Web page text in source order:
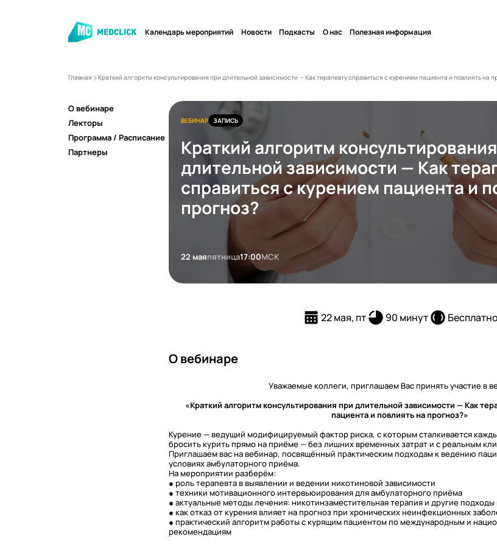
Календарь мероприятий Новости Подкасты О нас Полезная информация
Главная Краткий алгоритм консультирования при длительной зависимости — Как терапевту справиться с курением пациента и повлиять на
О вебинаре
Лекторы
Программа / Расписание
Партнеры
ВЕБИНАР ЗАПИСЬ
Краткий алгоритм
длительной зависимости — Как
справиться с курением пациента и
прогноз?
22 маяпятница17:00МСК
22 мая, пт 90 минут Бесплатно
О вебинаре
Уважаемые коллеги, приглашаем Вас принять участие в
«Краткий алгоритм консультирования при длительной зависимости — Как
пациента и повлиять на прогноз?»
Курение — ведущий модифицируемый фактор риска, с которым сталкивается
бросить курить прямо на приёме — без лишних временных затрат и с реальным
Приглашаем вас на вебинар, посвящённый практическим подходам к ведению
условиях амбулаторного приёма.
На мероприятии разберём:
● роль терапевта в выявлении и ведении никотиновой зависимости
● техники мотивационного интервьюирования для амбулаторного приёма
● актуальные методы лечения: никотинзаместительная терапия и другие
● как отказ от курения влияет на прогноз при хронических неинфекционных
● практический алгоритм работы с курящим пациентом по международным и
рекомендациям